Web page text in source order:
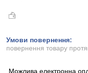
повернення товару